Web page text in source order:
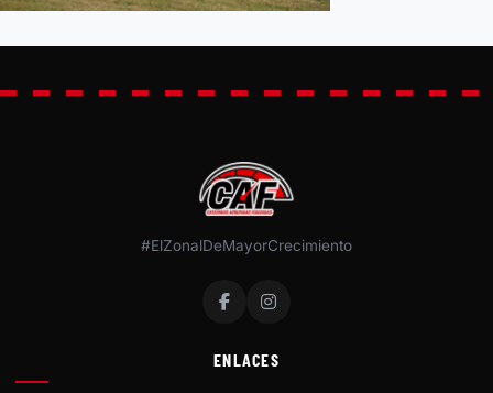
#ElZonalDeMayorCrecimiento
ENLACES